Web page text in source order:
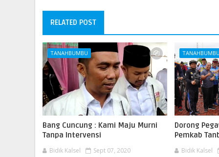
RELATED POST
TANAHBUMBU
Bang Cuncung : Kami Maju Murni
Tanpa Intervensi
Bidik Kalsel Sept 07, 2020
TANAHBUMBU
Dorong
Pemkab
Bidik Kalsel